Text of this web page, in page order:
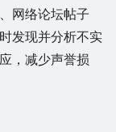
网络论坛帖子
发现并分析不实
，减少声誉损